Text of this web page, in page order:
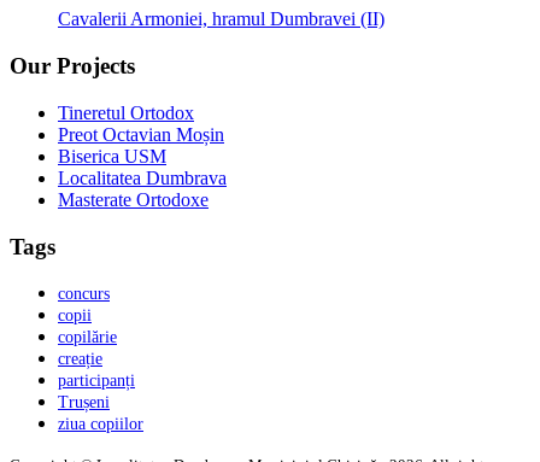
Cavalerii Armoniei, hramul Dumbravei (II)
Our Projects
Tineretul Ortodox
Preot Octavian Moșin
Biserica USM
Localitatea Dumbrava
Masterate Ortodoxe
Tags
concurs
copii
copilărie
creație
participanți
Trușeni
ziua copiilor